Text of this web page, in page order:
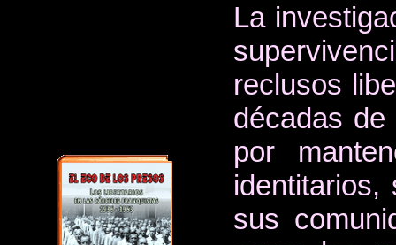
La
reclusos
décadas
por
identitarios,
sus